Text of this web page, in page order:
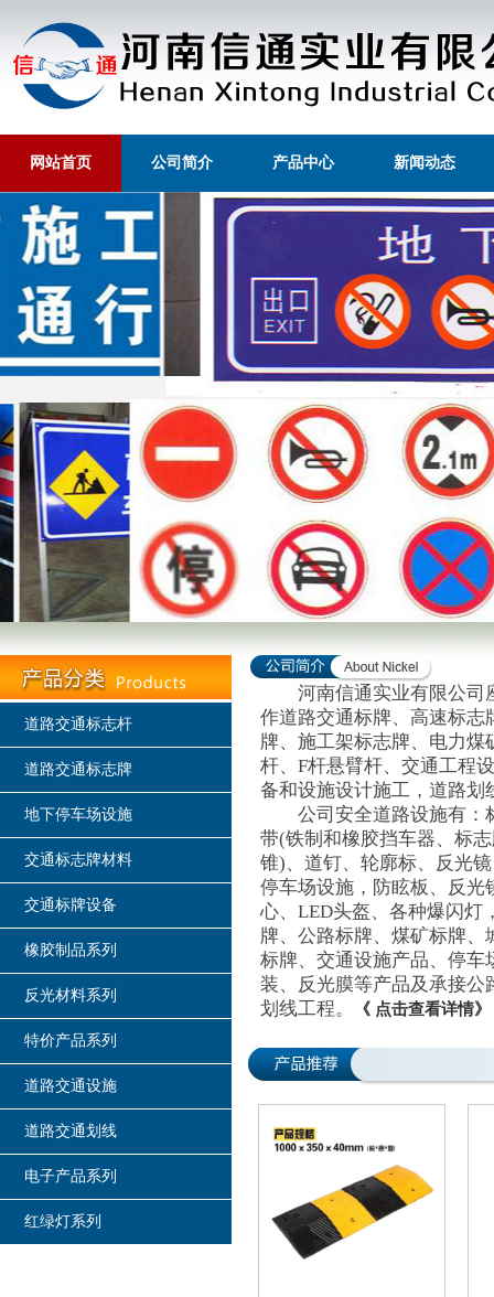
网站首页 公司简介 产品中心 新闻动态
道路交通标志杆
道路交通标志牌
地下停车场设施
交通标志牌材料
交通标牌设备
橡胶制品系列
反光材料系列
特价产品系列
道路交通设施
道路交通划线
电子产品系列
红绿灯系列
河南信通实业有限公司
作道路交通标牌、高速标
牌、施工架标志牌、电力
杆、F杆悬臂杆、交通工程
备和设施设计施工，道路划
公司安全道路设施有：
带(铁制和橡胶挡车器、标
锥)、道钉、轮廓标、反光
停车场设施，防眩板、反光
心、LED头盔、各种爆闪灯
牌、公路标牌、煤矿标牌
标牌、交通设施产品、停
装、反光膜等产品及承接
划线工程。
《 点击查看详情》